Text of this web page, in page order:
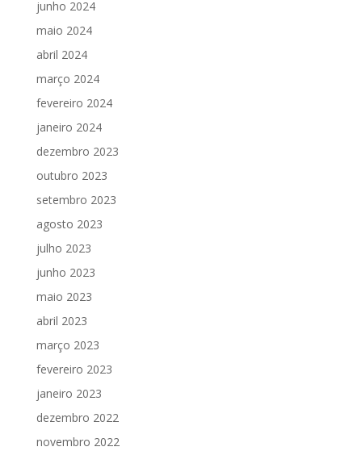
junho 2024
maio 2024
abril 2024
março 2024
fevereiro 2024
janeiro 2024
dezembro 2023
outubro 2023
setembro 2023
agosto 2023
julho 2023
junho 2023
maio 2023
abril 2023
março 2023
fevereiro 2023
janeiro 2023
dezembro 2022
novembro 2022